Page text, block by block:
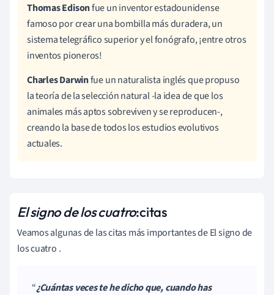
Thomas Edisonfue un inventor estadounidense
famoso por crear una bombilla más duradera, un
sistema telegráfico superior y el fonógrafo, ¡entre otros
inventos pioneros!
Charles Darwinfue un naturalista inglés que propuso
la teoría de la selección natural -la idea de que los
animales más aptos sobreviven y se reproducen-,
creando la base de todos los estudios evolutivos
actuales.
El signo de los cuatro:citas
Veamos algunas de las citas más importantes de El signo de
los cuatro .
¿Cuántas veces te he dicho que, cuando has